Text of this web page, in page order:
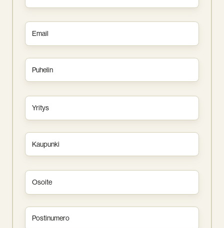
Sähköposti
Puhelin
Yritys
Kaupunki
Osoite
Postinumero